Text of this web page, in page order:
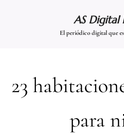
AS Digital
El periódico digital que
23
para